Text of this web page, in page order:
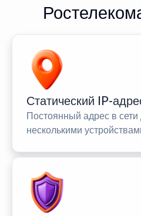
Статический IP-
Постоянный адрес в
несколькими